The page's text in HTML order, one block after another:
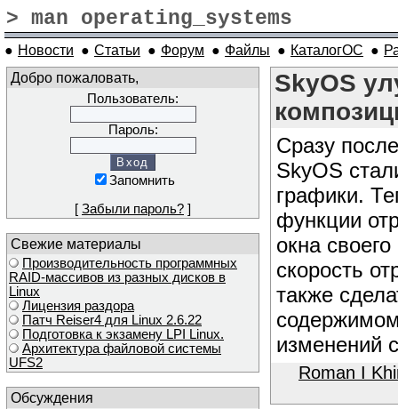
> man operating_systems
● Новости ● Статьи ● Форум ● Файлы ● КаталогОС ●
Добро пожаловать,
Пользователь:
Пароль:
Запомнить
[ Забыли пароль? ]
Свежие материалы
Производительность программных
RAID-массивов из разных дисков в
Linux
Лицензия раздора
Патч Reiser4 для Linux 2.6.22
Подготовка к экзамену LPI Linux.
Архитектура файловой системы
UFS2
Обсуждения
SkyOS
Сразу
SkyOS
графики.
функции
окна
скорость
также
изменений
Roman I